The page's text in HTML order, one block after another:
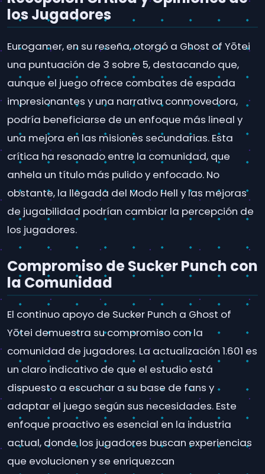
los Jugadores
Eurogamer, en su reseña, otorgó a Ghost of Yōtei
una puntuación de 3 sobre 5, destacando que,
aunque el juego ofrece combates de espada
impresionantes y una narrativa conmovedora,
podría beneficiarse de un enfoque más lineal y
una mejora en las misiones secundarias. Esta
crítica ha resonado entre la comunidad, que
anhela un título más pulido y enfocado. No
obstante, la llegada del Modo Hell y las mejoras
de jugabilidad podrían cambiar la percepción de
los jugadores.
Compromiso de Sucker Punch con
la Comunidad
El continuo apoyo de Sucker Punch a Ghost of
Yōtei demuestra su compromiso con la
comunidad de jugadores. La actualización 1.601 es
un claro indicativo de que el estudio está
dispuesto a escuchar a su base de fans y
adaptar el juego según sus necesidades. Este
enfoque proactivo es esencial en la industria
actual, donde los jugadores buscan experiencias
que evolucionen y se enriquezcan